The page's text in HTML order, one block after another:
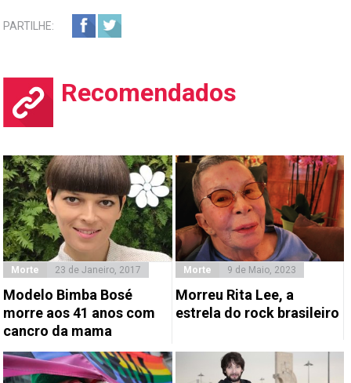
PARTILHE:
Recomendados
Morte 23 de Janeiro, 2017
Modelo Bimba Bosé
morre aos 41 anos com
cancro da mama
Morte 9 de Maio, 2023
Morreu Rita Lee, a
estrela do rock brasileiro